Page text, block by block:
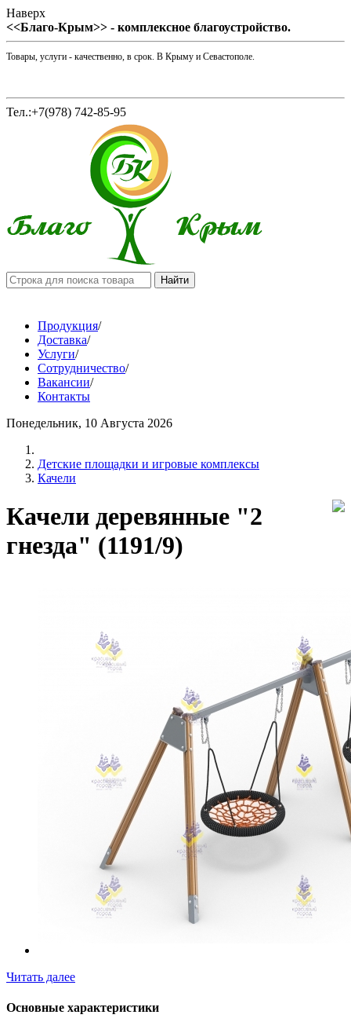
Наверх
<<Благо-Крым>> - комплексное благоустройство.
Товары, услуги - качественно, в срок. В Крыму и Севастополе.
Тел.:+7(978) 742-85-95
Продукция/
Доставка/
Услуги/
Сотрудничество/
Вакансии/
Контакты
Понедельник, 10 Августа 2026
Детские площадки и игровые комплексы
Качели
Качели деревянные "2
гнезда" (1191/9)
Читать далее
Основные характеристики